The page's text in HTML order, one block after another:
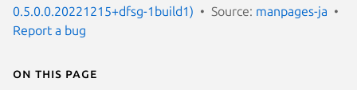
0.5.0.0.20221215+dfsg-1build1)
Source: manpages-ja
Report a bug
On this page